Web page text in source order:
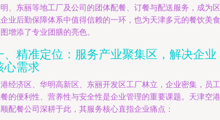
、东丽等地工厂及公司的团体配餐、订餐与配送服务，成为区
业后勤保障体系中值得信赖的一环，也为天津多元的餐饮美食
增添了专业团膳的亮色。
、精准定位：服务产业聚集区，解决企业
心需求
经济区、华明高新区、东丽开发区工厂林立，企业密集，员工
的便利性、营养性与安全性是企业管理的重要课题。天津空港
配餐公司深耕于此，其服务核心直指企业痛点：